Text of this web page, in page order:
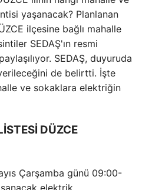
yaşanacak? Planlanan
ilçesine bağlı mahalle
SEDAŞ'ın resmi
SEDAŞ, duyuruda
de belirtti. İşte
ve sokaklara elektriğin
DÜZCE
Çarşamba günü 09:00-